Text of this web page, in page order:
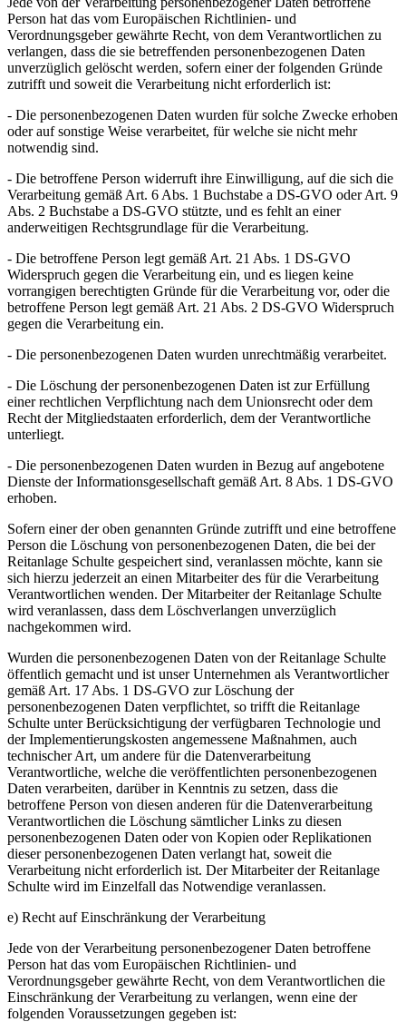
Person hat das vom Europäischen Richtlinien- und
Verordnungsgeber gewährte Recht, von dem Verantwortlichen zu
verlangen, dass die sie betreffenden personenbezogenen Daten
unverzüglich gelöscht werden, sofern einer der folgenden Gründe
zutrifft und soweit die Verarbeitung nicht erforderlich ist:
- Die personenbezogenen Daten wurden für solche Zwecke erhoben
oder auf sonstige Weise verarbeitet, für welche sie nicht mehr
notwendig sind.
- Die betroffene Person widerruft ihre Einwilligung, auf die sich die
Verarbeitung gemäß Art. 6 Abs. 1 Buchstabe a DS-GVO oder Art. 9
Abs. 2 Buchstabe a DS-GVO stützte, und es fehlt an einer
anderweitigen Rechtsgrundlage für die Verarbeitung.
- Die betroffene Person legt gemäß Art. 21 Abs. 1 DS-GVO
Widerspruch gegen die Verarbeitung ein, und es liegen keine
vorrangigen berechtigten Gründe für die Verarbeitung vor, oder die
betroffene Person legt gemäß Art. 21 Abs. 2 DS-GVO Widerspruch
gegen die Verarbeitung ein.
- Die personenbezogenen Daten wurden unrechtmäßig verarbeitet.
- Die Löschung der personenbezogenen Daten ist zur Erfüllung
einer rechtlichen Verpflichtung nach dem Unionsrecht oder dem
Recht der Mitgliedstaaten erforderlich, dem der Verantwortliche
unterliegt.
- Die personenbezogenen Daten wurden in Bezug auf angebotene
Dienste der Informationsgesellschaft gemäß Art. 8 Abs. 1 DS-GVO
erhoben.
Sofern einer der oben genannten Gründe zutrifft und eine betroffene
Person die Löschung von personenbezogenen Daten, die bei der
Reitanlage Schulte gespeichert sind, veranlassen möchte, kann sie
sich hierzu jederzeit an einen Mitarbeiter des für die Verarbeitung
Verantwortlichen wenden. Der Mitarbeiter der Reitanlage Schulte
wird veranlassen, dass dem Löschverlangen unverzüglich
nachgekommen wird.
Wurden die personenbezogenen Daten von der Reitanlage Schulte
öffentlich gemacht und ist unser Unternehmen als Verantwortlicher
gemäß Art. 17 Abs. 1 DS-GVO zur Löschung der
personenbezogenen Daten verpflichtet, so trifft die Reitanlage
Schulte unter Berücksichtigung der verfügbaren Technologie und
der Implementierungskosten angemessene Maßnahmen, auch
technischer Art, um andere für die Datenverarbeitung
Verantwortliche, welche die veröffentlichten personenbezogenen
Daten verarbeiten, darüber in Kenntnis zu setzen, dass die
betroffene Person von diesen anderen für die Datenverarbeitung
Verantwortlichen die Löschung sämtlicher Links zu diesen
personenbezogenen Daten oder von Kopien oder Replikationen
dieser personenbezogenen Daten verlangt hat, soweit die
Verarbeitung nicht erforderlich ist. Der Mitarbeiter der Reitanlage
Schulte wird im Einzelfall das Notwendige veranlassen.
e) Recht auf Einschränkung der Verarbeitung
Jede von der Verarbeitung personenbezogener Daten betroffene
Person hat das vom Europäischen Richtlinien- und
Verordnungsgeber gewährte Recht, von dem Verantwortlichen die
Einschränkung der Verarbeitung zu verlangen, wenn eine der
folgenden Voraussetzungen gegeben ist: